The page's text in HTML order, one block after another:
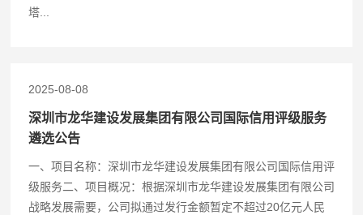
塔...
2025-08-08
深圳市龙华建设发展集团有限公司国际信用评级服务
遴选公告
一、项目名称：深圳市龙华建设发展集团有限公司国际信用评
级服务二、项目概况：根据深圳市龙华建设发展集团有限公司
战略发展需要，公司拟通过发行金额暂定不超过20亿元人民